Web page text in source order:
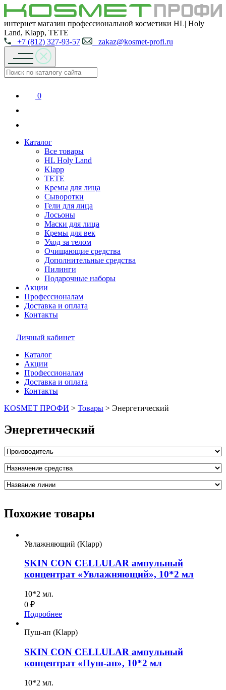
интернет магазин профессиональной косметики HL| Holy
Land, Klapp, TETE
+7 (812) 327-93-57
zakaz@kosmet-profi.ru
0
Каталог
Все товары
HL Holy Land
Klapp
TETE
Кремы для лица
Сыворотки
Гели для лица
Лосьоны
Маски для лица
Кремы для век
Уход за телом
Очищающие средства
Дополнительные средства
Пилинги
Подарочные наборы
Акции
Профессионалам
Доставка и оплата
Контакты
Личный кабинет
Каталог
Акции
Профессионалам
Доставка и оплата
Контакты
KOSMET ПРОФИ > Товары > Энергетический
Энергетический
Похожие товары
Увлажняющий (Klapp)
SKIN CON CELLULAR ампульный
концентрат «Увлажняющий», 10*2 мл
10*2 мл.
0 ₽
Подробнее
Пуш-ап (Klapp)
SKIN CON CELLULAR ампульный
концентрат «Пуш-ап», 10*2 мл
10*2 мл.